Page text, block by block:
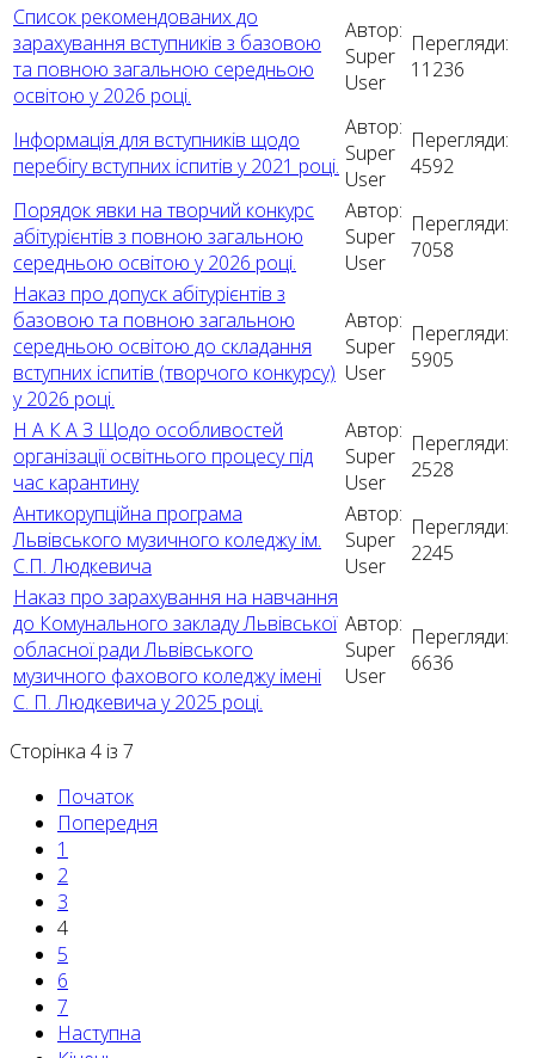
Список рекомендованих до
зарахування вступників з базовою
та повною загальною середньою
освітою у 2026 році.
Автор:
Super
User
Перегляди:
11236
Інформація для вступників щодо
перебігу вступних іспитів у 2021 році.
Автор:
Super
User
Перегляди:
4592
Порядок явки на творчий конкурс
абітурієнтів з повною загальною
середньою освітою у 2026 році.
Автор:
Super
User
Перегляди:
7058
Наказ про допуск абітурієнтів з
базовою та повною загальною
середньою освітою до складання
вступних іспитів (творчого конкурсу)
у 2026 році.
Автор:
Super
User
Перегляди:
5905
Н А К А З Щодо особливостей
організації освітнього процесу під
час карантину
Автор:
Super
User
Перегляди:
2528
Антикорупційна програма
Львівського музичного коледжу ім.
С.П. Людкевича
Автор:
Super
User
Перегляди:
2245
Наказ про зарахування на навчання
до Комунального закладу Львівської
обласної ради Львівського
музичного фахового коледжу імені
С. П. Людкевича у 2025 році.
Автор:
Super
User
Перегляди:
6636
Сторінка 4 із 7
Початок
Попередня
1
2
3
4
5
6
7
Наступна